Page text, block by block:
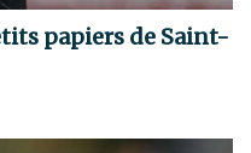
papiers de Saint-